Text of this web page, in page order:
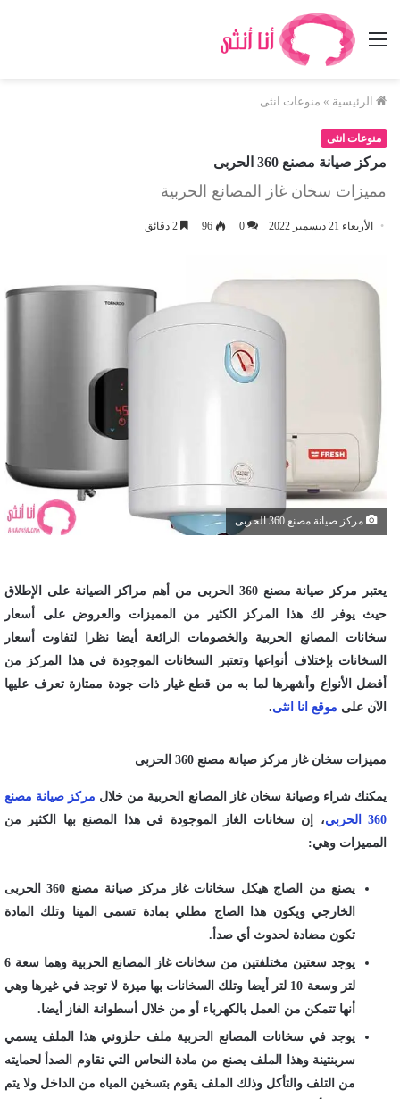
القائمة
الرئيسية » منوعات انثى
منوعات انثى
مركز صيانة مصنع 360 الحربى
مميزات سخان غاز المصانع الحربية
الأربعاء 21 ديسمبر 2022 0
96
مركز صيانة مصنع 360 الحربى
يعتبر مركز صيانة مصنع 360 الحربى من أهم مراكز الصيانة على الإطلاق
حيث يوفر لك هذا المركز الكثير من المميزات والعروض على أسعار
سخانات المصانع الحربية والخصومات الرائعة أيضا نظرا لتفاوت أسعار
السخانات بإختلاف أنواعها وتعتبر السخانات الموجودة في هذا المركز من
أفضل الأنواع وأشهرها لما به من قطع غيار ذات جودة ممتازة تعرف عليها
الآن على موقع انا انثى.
مميزات سخان غاز مركز صيانة مصنع 360 الحربى
يمكنك شراء وصيانة سخان غاز المصانع الحربية من خلال مركز صيانة مصنع
360 الحربي
، إن سخانات الغاز الموجودة في هذا المصنع بها الكثير من
المميزات وهي:
يصنع من الصاج هيكل سخانات غاز مركز صيانة مصنع 360 الحربى
الخارجي ويكون هذا الصاج مطلي بمادة تسمى المينا وتلك المادة
تكون مضادة لحدوث أي صدأ.
يوجد سعتين مختلفتين من سخانات غاز المصانع الحربية وهما سعة 6
لتر وسعة 10 لتر أيضا وتلك السخانات بها ميزة لا توجد في غيرها وهي
أنها تتمكن من العمل بالكهرباء أو من خلال أسطوانة الغاز أيضا.
يوجد في سخانات المصانع الحربية ملف حلزوني هذا الملف يسمي
سربنتينة وهذا الملف يصنع من مادة النحاس التي تقاوم الصدأ لحمايته
من التلف والتأكل وذلك الملف يقوم بتسخين المياه من الداخل ولا يتم